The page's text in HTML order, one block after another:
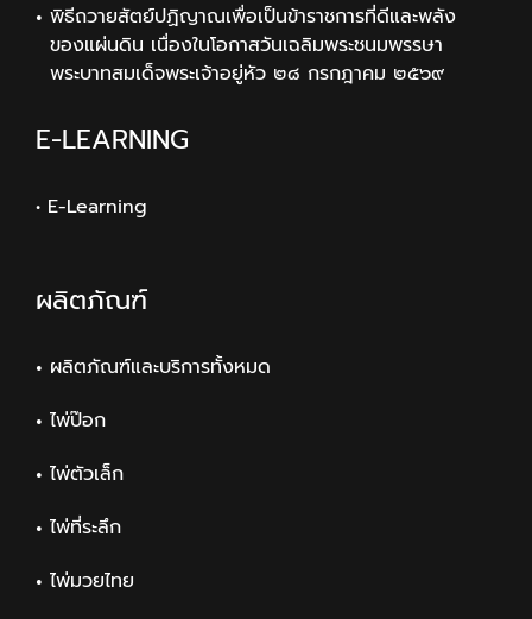
พิธีถวายสัตย์ปฏิญาณเพื่อเป็นข้าราชการที่ดีและพลัง
ของแผ่นดิน เนื่องในโอกาสวันเฉลิมพระชนมพรรษา
พระบาทสมเด็จพระเจ้าอยู่หัว ๒๘ กรกฎาคม ๒๕๖๙
E-LEARNING
• E-Learning
ผลิตภัณฑ์
ผลิตภัณฑ์และบริการทั้งหมด
ไพ่ป๊อก
ไพ่ตัวเล็ก
ไพ่ที่ระลึก
ไพ่มวยไทย